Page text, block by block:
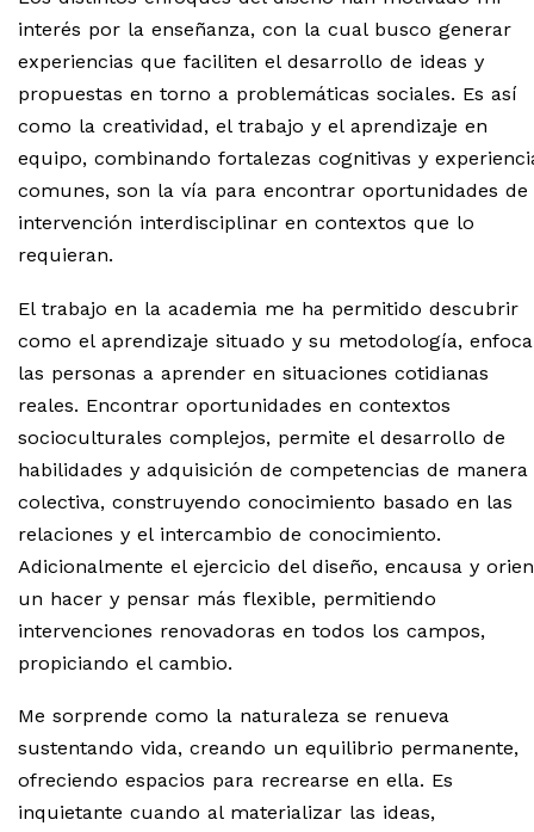
interés por la enseñanza, con la cual busco generar
experiencias que faciliten el desarrollo de ideas y
propuestas en torno a problemáticas sociales. Es así
como la creatividad, el trabajo y el aprendizaje en
equipo, combinando fortalezas cognitivas y
comunes, son la vía para encontrar oportunidades de
intervención interdisciplinar en contextos que lo
requieran.
El trabajo en la academia me ha permitido descubrir
como el aprendizaje situado y su metodología,
las personas a aprender en situaciones cotidianas
reales. Encontrar oportunidades en contextos
socioculturales complejos, permite el desarrollo de
habilidades y adquisición de competencias de manera
colectiva, construyendo conocimiento basado en las
relaciones y el intercambio de conocimiento.
Adicionalmente el ejercicio del diseño, encausa y
un hacer y pensar más flexible, permitiendo
intervenciones renovadoras en todos los campos,
propiciando el cambio.
Me sorprende como la naturaleza se renueva
sustentando vida, creando un equilibrio permanente,
ofreciendo espacios para recrearse en ella. Es
inquietante cuando al materializar las ideas,